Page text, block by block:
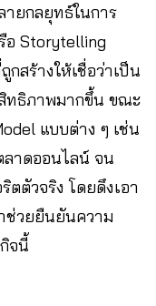
ายกลยุทธ์ในการ
อ Storytelling
สร้างให้เชื่อว่าเป็น
ทธิภาพมากขึ้น ขณะ
แบบต่าง ๆ เช่น
ลาดออนไลน์ จน
ตัวจริง โดยดึงเอา
ช่วยยืนยันความ
จนี้